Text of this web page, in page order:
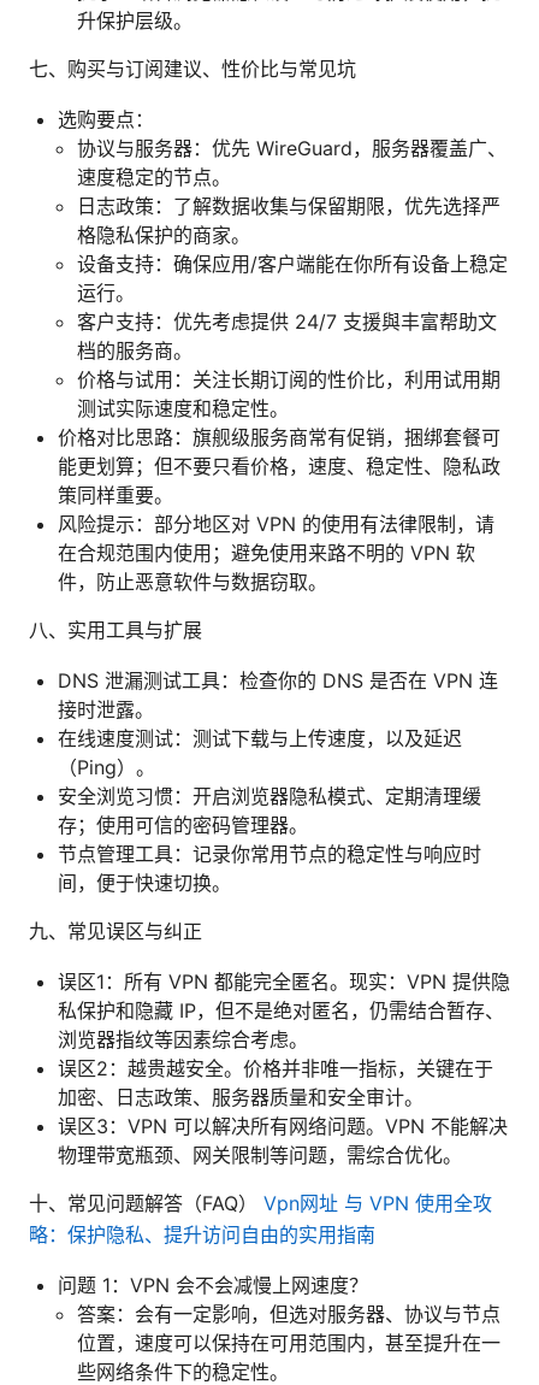
升保护层级。
七、购买与订阅建议、性价比与常见坑
选购要点：
协议与服务器：优先 WireGuard，服务器覆盖广、
速度稳定的节点。
日志政策：了解数据收集与保留期限，优先选择严
格隐私保护的商家。
设备支持：确保应用/客户端能在你所有设备上稳定
运行。
客户支持：优先考虑提供 24/7 支援與丰富帮助文
档的服务商。
价格与试用：关注长期订阅的性价比，利用试用期
测试实际速度和稳定性。
价格对比思路：旗舰级服务商常有促销，捆绑套餐可
能更划算；但不要只看价格，速度、稳定性、隐私政
策同样重要。
风险提示：部分地区对 VPN 的使用有法律限制，请
在合规范围内使用；避免使用来路不明的 VPN 软
件，防止恶意软件与数据窃取。
八、实用工具与扩展
DNS 泄漏测试工具：检查你的 DNS 是否在 VPN 连
接时泄露。
在线速度测试：测试下载与上传速度，以及延迟
（Ping）。
安全浏览习惯：开启浏览器隐私模式、定期清理缓
存；使用可信的密码管理器。
节点管理工具：记录你常用节点的稳定性与响应时
间，便于快速切换。
九、常见误区与纠正
误区1：所有 VPN 都能完全匿名。现实：VPN 提供隐
私保护和隐藏 IP，但不是绝对匿名，仍需结合暂存、
浏览器指纹等因素综合考虑。
误区2：越贵越安全。价格并非唯一指标，关键在于
加密、日志政策、服务器质量和安全审计。
误区3：VPN 可以解决所有网络问题。VPN 不能解决
物理带宽瓶颈、网关限制等问题，需综合优化。
十、常见问题解答（FAQ） Vpn网址 与 VPN 使用全攻
略：保护隐私、提升访问自由的实用指南
问题 1：VPN 会不会减慢上网速度？
答案：会有一定影响，但选对服务器、协议与节点
位置，速度可以保持在可用范围内，甚至提升在一
些网络条件下的稳定性。